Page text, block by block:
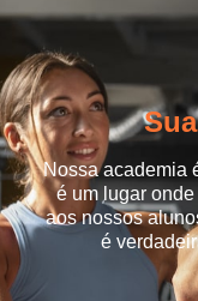
Nossa academia
é um lugar
aos nossos
é